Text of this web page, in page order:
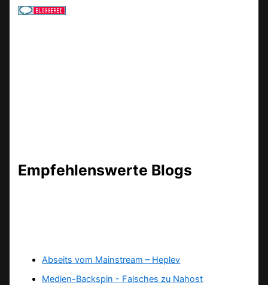
Empfehlenswerte Blogs
Abseits vom Mainstream – Heplev
Medien-Backspin - Falsches zu Nahost